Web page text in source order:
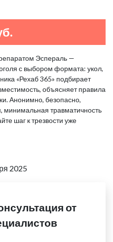
Эспераль —
с выбором формата: укол,
«Рехаб 365» подбирает
объясняет правила
Анонимно, безопасно,
травматичность
шаг к трезвости уже
2025
от